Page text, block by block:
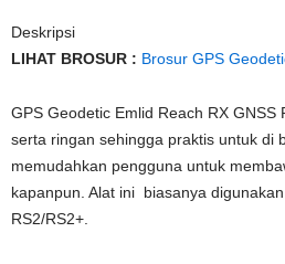
Deskripsi
LIHAT BROSUR : Brosur GPS
GPS Geodetic Emlid Reach RX GNSS
serta ringan sehingga praktis untuk di
memudahkan pengguna untuk
kapanpun. Alat ini biasanya
RS2/RS2+.